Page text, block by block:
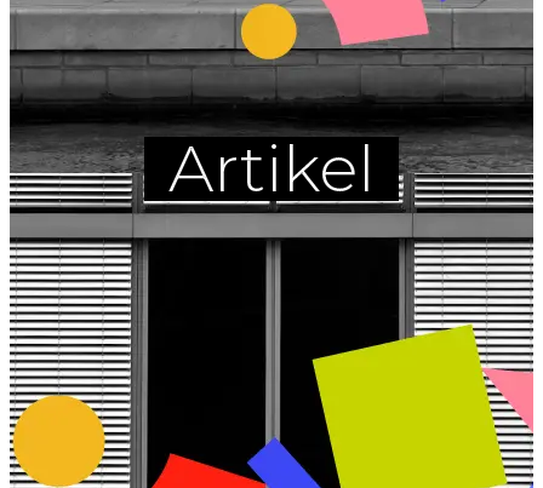
Artikel